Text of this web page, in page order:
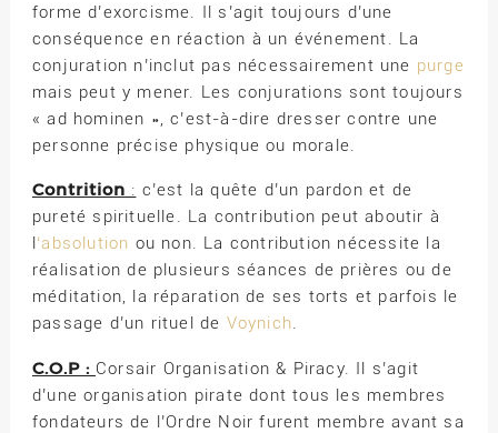
forme d’exorcisme. Il s’agit toujours d’une
conséquence en réaction à un événement. La
conjuration n’inclut pas nécessairement une purge
mais peut y mener. Les conjurations sont toujours
« ad hominen », c’est-à-dire dresser contre une
personne précise physique ou morale.
Contrition : c’est la quête d’un pardon et de
pureté spirituelle. La contribution peut aboutir à
l‘absolution ou non. La contribution nécessite la
réalisation de plusieurs séances de prières ou de
méditation, la réparation de ses torts et parfois le
passage d’un rituel de Voynich.
C.O.P : Corsair Organisation & Piracy. Il s’agit
d’une organisation pirate dont tous les membres
fondateurs de l’Ordre Noir furent membre avant sa